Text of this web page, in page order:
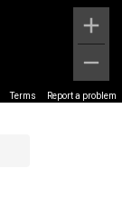
Terms Report a problem